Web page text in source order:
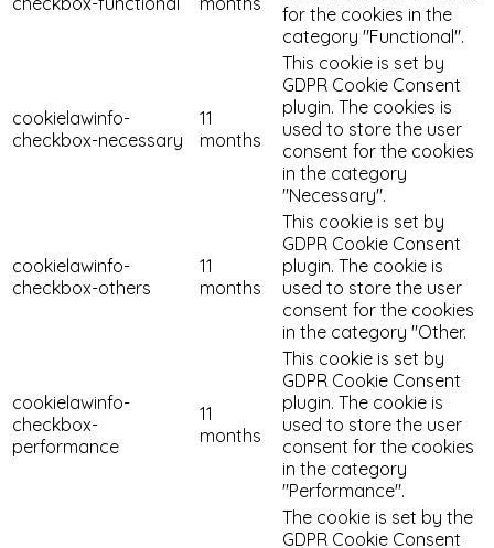
for the cookies in the
category "Functional".
cookielawinfo-
checkbox-necessary
11
months
This cookie is set by
GDPR Cookie Consent
plugin. The cookies is
used to store the user
consent for the cookies
in the category
"Necessary".
cookielawinfo-
checkbox-others
11
months
This cookie is set by
GDPR Cookie Consent
plugin. The cookie is
used to store the user
consent for the cookies
in the category "Other.
cookielawinfo-
checkbox-
performance
11
months
This cookie is set by
GDPR Cookie Consent
plugin. The cookie is
used to store the user
consent for the cookies
in the category
"Performance".
The cookie is set by the
GDPR Cookie Consent